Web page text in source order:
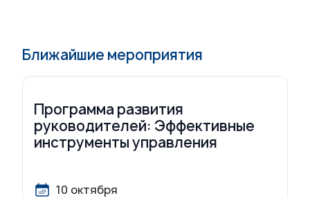
Ближайшие мероприятия
Программа развития
руководителей: Эффективные
инструменты управления
10 октября